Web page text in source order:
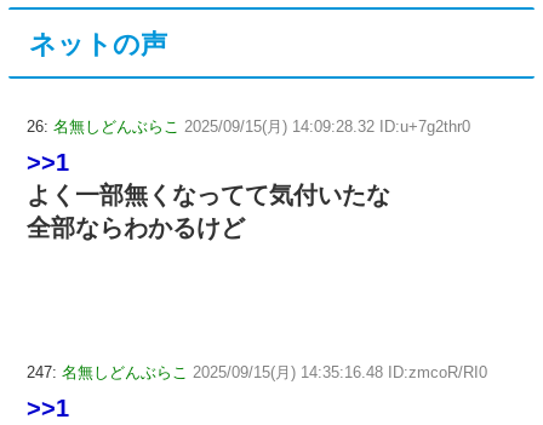
ネットの声
26: 名無しどんぶらこ 2025/09/15(月) 14:09:28.32 ID:u+7g2thr0
>>1
よく一部無くなってて気付いたな
全部ならわかるけど
247: 名無しどんぶらこ 2025/09/15(月) 14:35:16.48 ID:zmcoR/RI0
>>1